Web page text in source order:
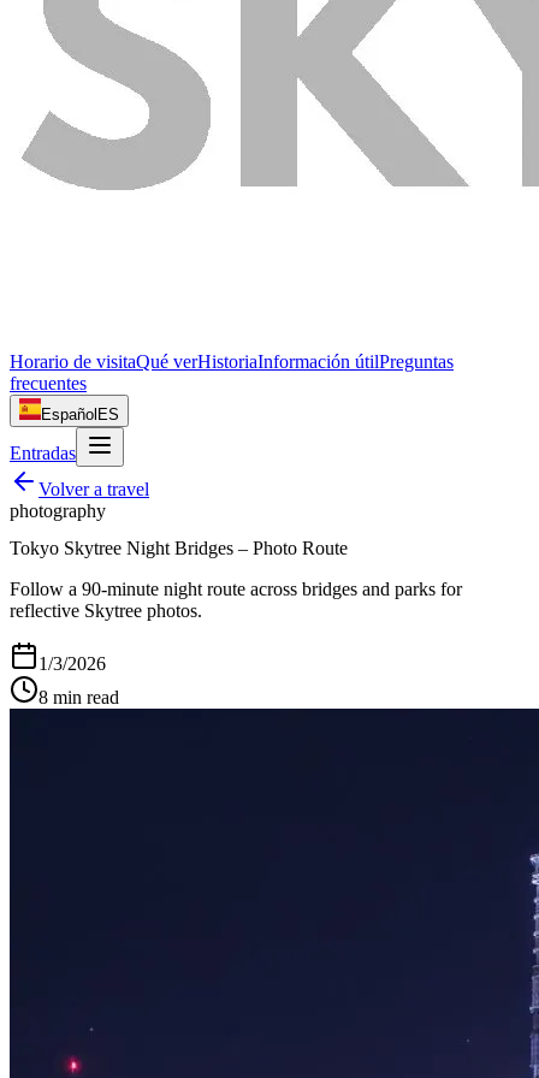
Horario de visitaQué verHistoriaInformación útilPreguntas
frecuentes
Español ES
Entradas
Volver a travel
photography
Tokyo Skytree Night Bridges – Photo Route
Follow a 90-minute night route across bridges and parks for
reflective Skytree photos.
1/3/2026
8 min read